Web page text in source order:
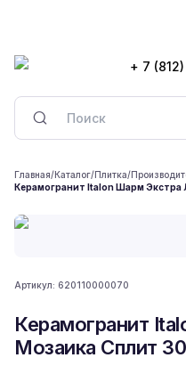
+ 7
Главная/Каталог/Плитка/
Керамогранит Italon Шарм Экстра
Артикул: 620110000070
Керамогранит
Мозаика Сплит